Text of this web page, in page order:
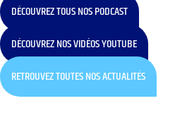
DÉCOUVREZ TOUS NOS PODCAST
DÉCOUVREZ NOS VIDÉOS YOUTUBE
RETROUVEZ TOUTES NOS ACTUALITÉS